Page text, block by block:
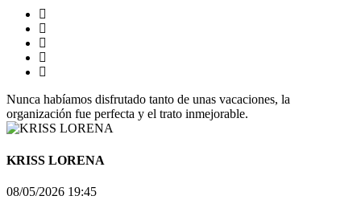
Nunca habíamos disfrutado tanto de unas vacaciones, la
organización fue perfecta y el trato inmejorable.
KRISS LORENA
08/05/2026 19:45